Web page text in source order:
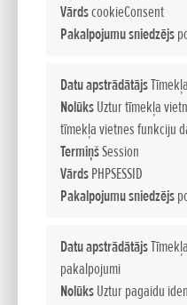
VārdscookieConsent
Pakalpojumu sniedzējs
Datu apstrādātājs
NolūksUztur tīmekļa
tīmekļa vietnes funkciju
TermiņšSession
VārdsPHPSESSID
Pakalpojumu sniedzējs
Datu apstrādātājs
pakalpojumi
NolūksUztur pagaidu
UM 536 K3 EE
Zālienpļaujmašīnas
Izturīgā rāmja un unikālās
dēļ mūsu
uzdevumu. Teicami
Aizmugurējo riteņu lodīšu
Pļaujmašīna ir viegli